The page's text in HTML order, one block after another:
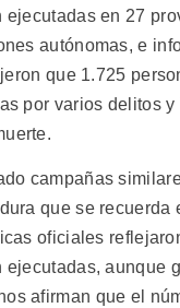
ejecutadas en 27
autónomas, e
que 1.725
por varios delitos y
campañas
que se recuerda
oficiales
ejecutadas, aunque
afirman que el